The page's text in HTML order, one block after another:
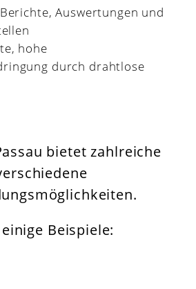
Auswertungen und
hohe
durch drahtlose
bietet zahlreiche
Beispiele: